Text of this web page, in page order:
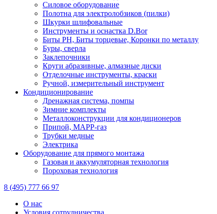
Силовое оборудование
Полотна для электролобзиков (пилки)
Шкурки шлифовальные
Инструменты и оснастка D.Bor
Биты PH, Биты торцевые, Коронки по металлу
Буры, сверла
Заклепочники
Круги абразивные, алмазные диски
Отделочные инструменты, краски
Ручной, измерительный инструмент
Кондиционирование
Дренажная система, помпы
Зимние комплекты
Металлоконструкции для кондиционеров
Припой, МАРР-газ
Трубки медные
Электрика
Оборудование для прямого монтажа
Газовая и аккумуляторная технология
Пороховая технология
8 (495) 777 66 97
О нас
Условия сотрудничества